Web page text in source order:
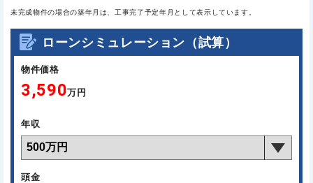
未完成物件の場合の築年月は、工事完了予定年月として表示しています。
ローンシミュレーション（試算）
物件価格
3,590万円
年収
頭金